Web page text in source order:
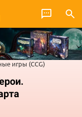
игры (CCG)